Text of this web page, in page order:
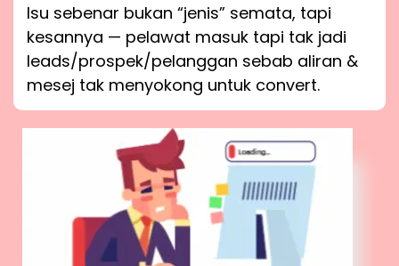
Isu sebenar bukan “jenis” semata, tapi
kesannya — pelawat masuk tapi tak jadi
leads/prospek/pelanggan sebab aliran &
mesej tak menyokong untuk convert.